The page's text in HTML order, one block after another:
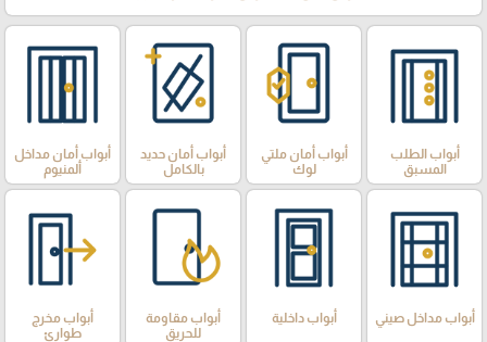
أبواب الطلب
المسبق
أبواب أمان ملتي
لوك
أبواب أمان حديد
بالكامل
أبواب أمان مداخل
ألمنيوم
أبواب مداخل صيني أبواب داخلية
أبواب مقاومة
للحريق
أبواب مخرج
طوارئ